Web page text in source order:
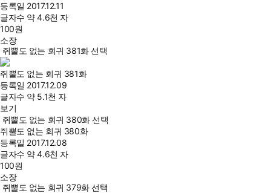
등록일 2017.12.11
글자수 약 4.6천 자
100원
소장
쥐뿔도 없는 회귀 381화 선택
쥐뿔도 없는 회귀 381화
등록일 2017.12.09
글자수 약 5.1천 자
보기
쥐뿔도 없는 회귀 380화 선택
쥐뿔도 없는 회귀 380화
등록일 2017.12.08
글자수 약 4.6천 자
100원
소장
쥐뿔도 없는 회귀 379화 선택